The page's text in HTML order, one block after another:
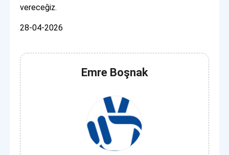
vereceğiz.
28-04-2026
Emre Boşnak